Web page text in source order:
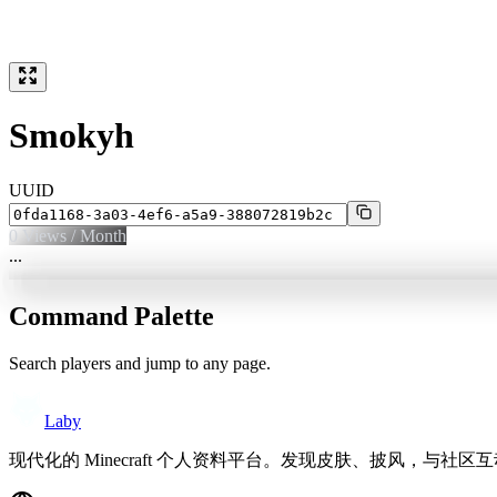
Smokyh
UUID
0 Views / Month
...
Command Palette
Search players and jump to any page.
Laby
现代化的 Minecraft 个人资料平台。发现皮肤、披风，与社区